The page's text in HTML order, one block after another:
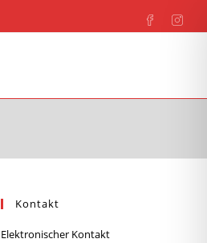
Kontakt
Elektronischer Kontakt